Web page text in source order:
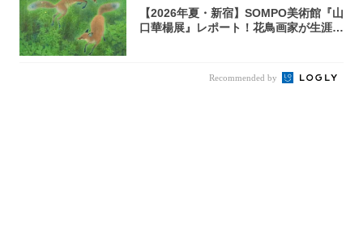
【2026年夏・新宿】SOMPO美術館『山
口華楊展』レポート！花鳥画家が生涯描
Recommended by